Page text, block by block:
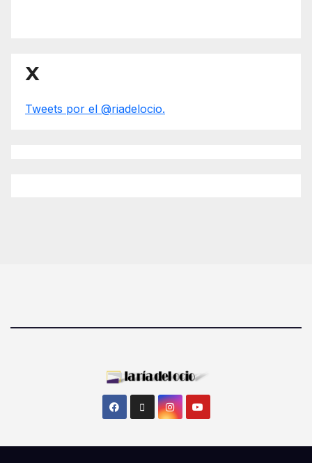
X
Tweets por el @riadelocio.